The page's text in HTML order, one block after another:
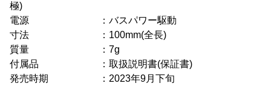
極)
電源 ：バスパワー駆動
寸法 ：100mm(全長)
質量 ：7g
付属品 ：取扱説明書(保証書)
発売時期 ：2023年9月下旬